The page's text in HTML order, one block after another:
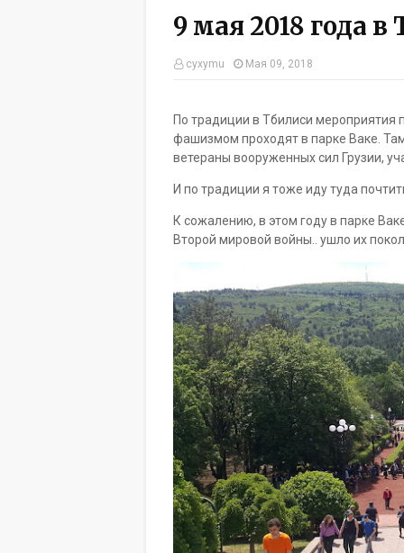
9 мая 2018 года в
cyxymu Мая 09, 2018
По традиции в Тбилиси
фашизмом проходят в парке Ваке.
ветераны вооруженных сил Грузии,
И по традиции я тоже иду туда
К сожалению, в этом году в парке
Второй мировой войны.. ушло их